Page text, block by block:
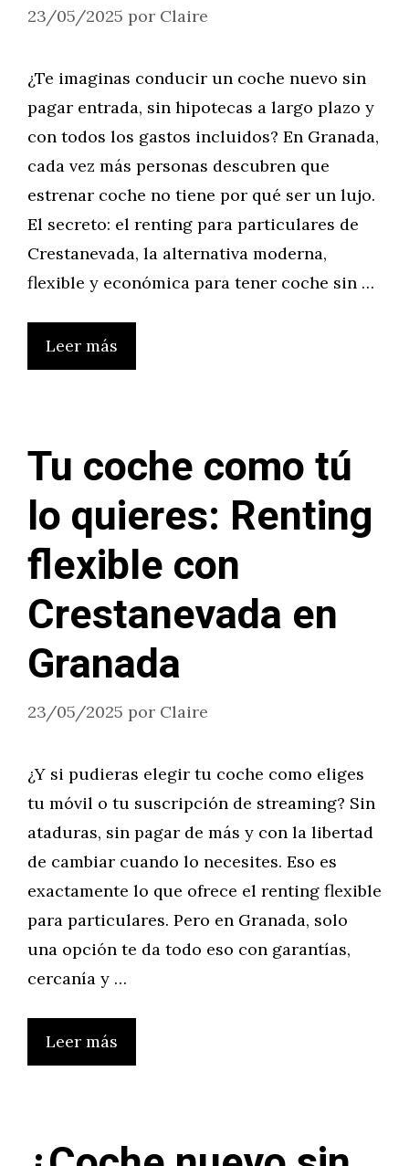
23/05/2025 por Claire
¿Te imaginas conducir un coche nuevo sin
pagar entrada, sin hipotecas a largo plazo y
con todos los gastos incluidos? En Granada,
cada vez más personas descubren que
estrenar coche no tiene por qué ser un lujo.
El secreto: el renting para particulares de
Crestanevada, la alternativa moderna,
flexible y económica para tener coche sin …
Leer más
Tu coche como tú
lo quieres: Renting
flexible con
Crestanevada en
Granada
23/05/2025 por Claire
¿Y si pudieras elegir tu coche como eliges
tu móvil o tu suscripción de streaming? Sin
ataduras, sin pagar de más y con la libertad
de cambiar cuando lo necesites. Eso es
exactamente lo que ofrece el renting flexible
para particulares. Pero en Granada, solo
una opción te da todo eso con garantías,
cercanía y …
Leer más